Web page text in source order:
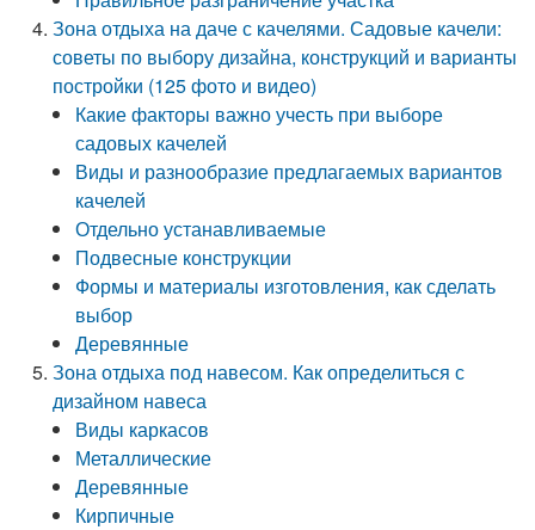
Зона отдыха на даче с качелями. Садовые качели:
советы по выбору дизайна, конструкций и варианты
постройки (125 фото и видео)
Какие факторы важно учесть при выборе
садовых качелей
Виды и разнообразие предлагаемых вариантов
качелей
Отдельно устанавливаемые
Подвесные конструкции
Формы и материалы изготовления, как сделать
выбор
Деревянные
Зона отдыха под навесом. Как определиться с
дизайном навеса
Виды каркасов
Металлические
Деревянные
Кирпичные